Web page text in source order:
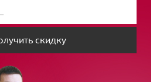
скидку